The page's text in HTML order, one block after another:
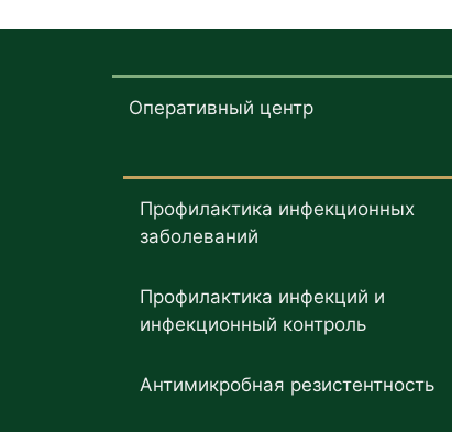
Оперативный центр
Профилактика инфекционных
заболеваний
Профилактика инфекций и
инфекционный контроль
Антимикробная резистентность